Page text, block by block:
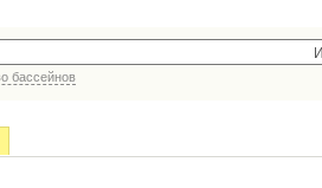
бассейнов